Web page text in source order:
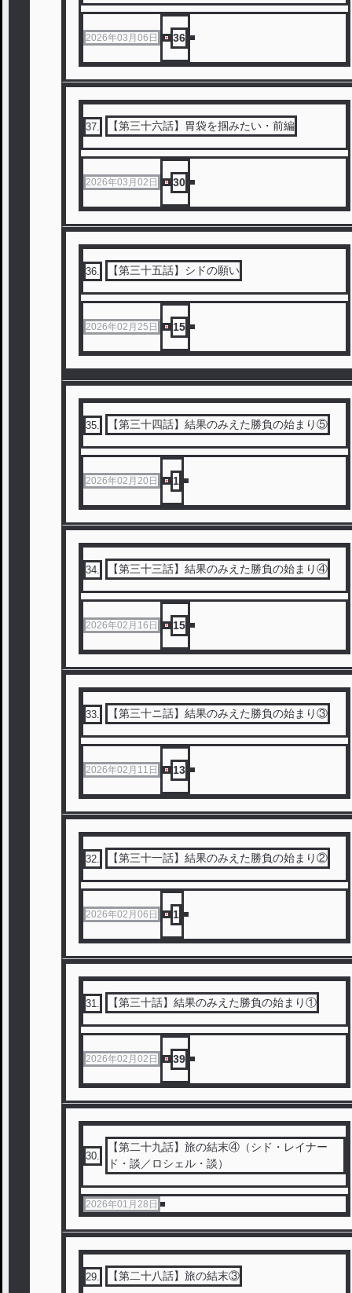
2026年03月06日 36
37 【第三十六話】胃袋を掴みたい・前編
2026年03月02日 30
36 【第三十五話】シドの願い
2026年02月25日 15
35 【第三十四話】結果のみえた勝負の始まり⑤
2026年02月20日 1
34 【第三十三話】結果のみえた勝負の始まり④
2026年02月16日 15
33 【第三十ニ話】結果のみえた勝負の始まり③
2026年02月11日 13
32 【第三十一話】結果のみえた勝負の始まり②
2026年02月06日 1
31 【第三十話】結果のみえた勝負の始まり①
2026年02月02日 39
30.
【第二十九話】旅の結末④（シド・レイナー
ド・談／ロシェル・談）
2026年01月28日
29 【第二十八話】旅の結末③